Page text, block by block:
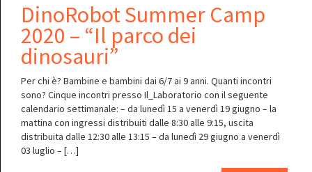
DinoRobot Summer Camp
2020 – “Il parco dei
dinosauri”
Per chi è? Bambine e bambini dai 6/7 ai 9 anni. Quanti incontri
sono? Cinque incontri presso Il_Laboratorio con il seguente
calendario settimanale: – da lunedì 15 a venerdì 19 giugno – la
mattina con ingressi distribuiti dalle 8:30 alle 9:15, uscita
distribuita dalle 12:30 alle 13:15 – da lunedì 29 giugno a venerdì
03 luglio – […]